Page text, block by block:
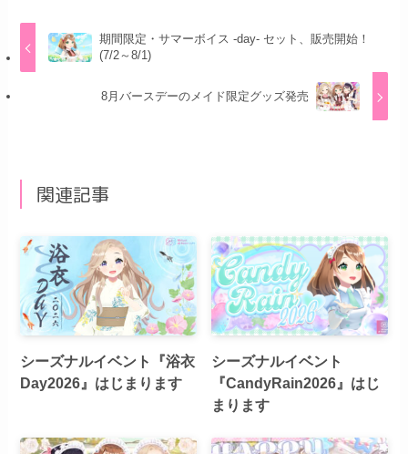
期間限定・サマーボイス -day- セット、販売開始！
(7/2～8/1)
8月バースデーのメイド限定グッズ発売
関連記事
シーズナルイベント『浴衣
Day2026』はじまります
シーズナルイベント
『CandyRain2026』はじ
まります